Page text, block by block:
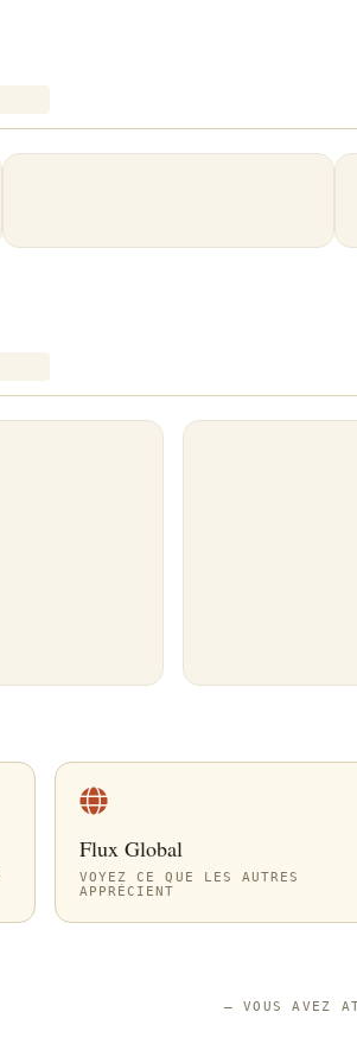
Flux Global
VOYEZ CE QUE LES AUTRES
APPRÉCIENT
—VOUS AVEZ